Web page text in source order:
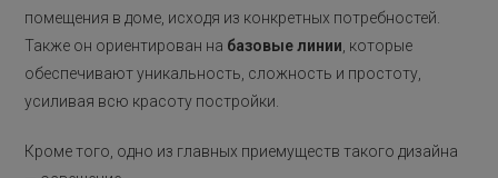
помещения в доме, исходя из конкретных потребностей.
Также он ориентирован на базовые линии , которые
обеспечивают уникальность, сложность и простоту,
усиливая всю красоту постройки.
Кроме того, одно из главных приемуществ такого дизайна